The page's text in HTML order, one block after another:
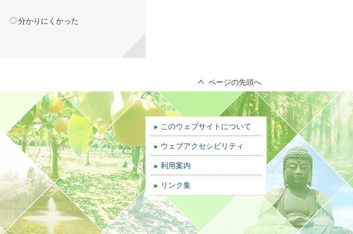
分かりにくかった
ページの先頭へ
このウェブサイトについて
ウェブアクセシビリティ
利用案内
リンク集